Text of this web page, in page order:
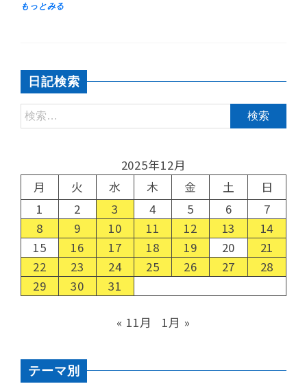
日記検索
2025年12月
月
火 水 木 金 土
日
1
2 3 4 5 6
7
8
9 10 11 12 13
14
15
16 17 18 19 20
21
22
23 24 25 26 27
28
29
30 31
« 11月 1月 »
テーマ別